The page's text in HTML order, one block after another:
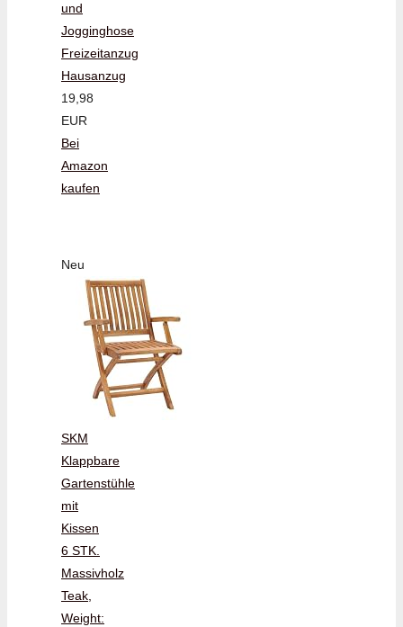
und
Jogginghose
Freizeitanzug
Hausanzug
19,98
EUR
Bei
Amazon
kaufen
Neu
SKM
Klappbare
Gartenstühle
mit
Kissen
6 STK.
Massivholz
Teak,
Weight: